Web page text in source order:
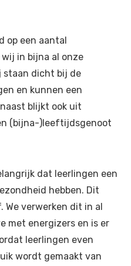
op een aantal
in bijna al onze
staan dicht bij de
en kunnen een
blijkt ook uit
(bijna-)leeftijdsgenoot
dat leerlingen een
hebben. Dit
We verwerken dit in al
met energizers en is er
leerlingen even
wordt gemaakt van